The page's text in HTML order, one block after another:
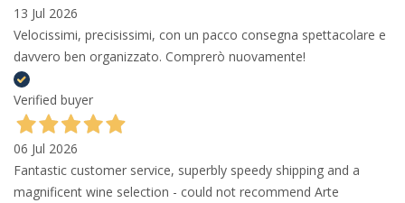
13 Jul 2026
Velocissimi, precisissimi, con un pacco consegna spettacolare e
davvero ben organizzato. Comprerò nuovamente!
Verified buyer
06 Jul 2026
Fantastic customer service, superbly speedy shipping and a
magnificent wine selection - could not recommend Arte